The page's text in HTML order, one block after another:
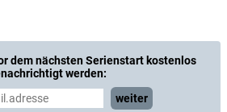
dem nächsten Serienstart kostenlos
werden:
weiter